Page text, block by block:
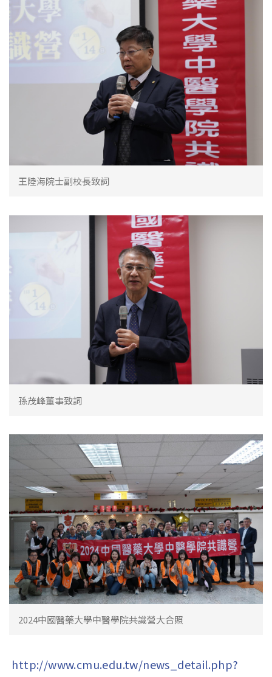
王陸海院士副校長致詞
孫茂峰董事致詞
2024中國醫藥大學中醫學院共識營大合照
http://www.cmu.edu.tw/news_detail.php?